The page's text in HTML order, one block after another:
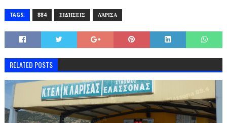
TAGS: 884 ΕΙΔΉΣΕΙΣ ΛΆΡΙΣΑ
RELATED POSTS